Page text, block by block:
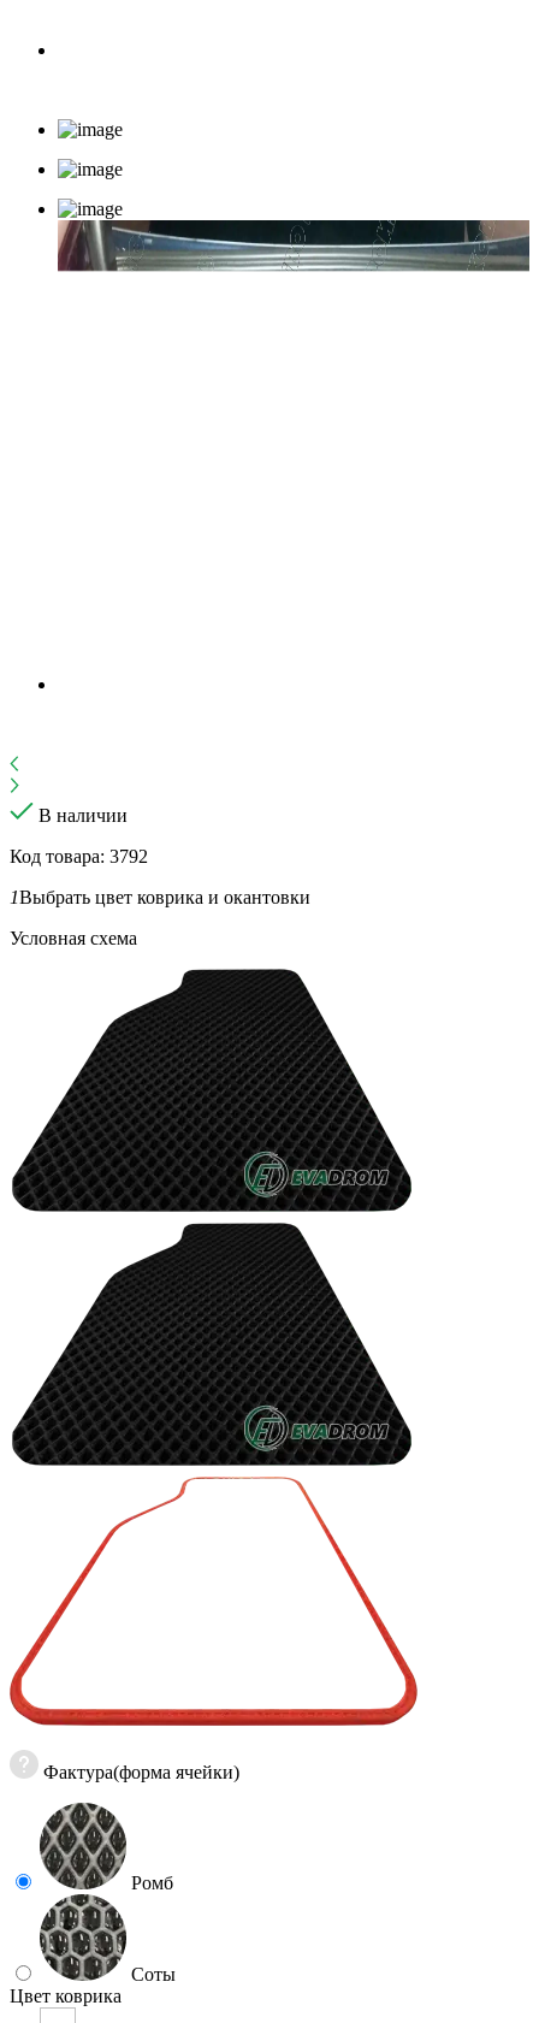
В наличии
Код товара: 3792
1Выбрать цвет коврика и окантовки
Условная схема
Фактура(форма ячейки)
Ромб
Соты
Цвет коврика